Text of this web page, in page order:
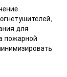
для
пожарной